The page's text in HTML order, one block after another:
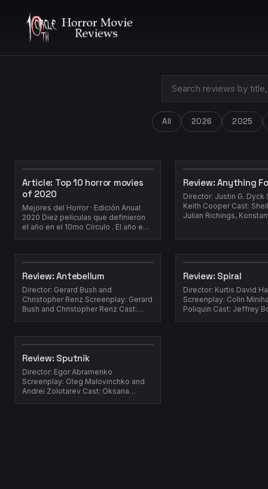
All 2026 2025
Article: Top 10 horror movies
of 2020
Mejores del Horror · Edición Anual
2020 Diez películas que definieron
el año en el 10mo Círculo . El año en
Review: Anything
Director: Justin G. Dyck
Keith Cooper Cast:
Julian Richings,
Review: Antebellum
Director: Gerard Bush and
Christopher Renz Screenplay: Gerard
Bush and Christopher Renz Cast:
Review: Spiral
Director: Kurtis David
Screenplay: Colin
Poliquin Cast: Jeffrey
Review: Sputnik
Director: Egor Abramenko
Screenplay: Oleg Malovinchko and
Andrei Zolotarev Cast: Oksana